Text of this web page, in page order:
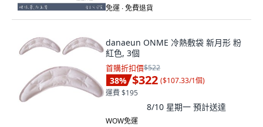
免運 ∙ 免費退貨
danaeun ONME 冷熱敷袋 新月形 粉
紅色, 3個
首購折扣價$522
38% $322 ($107.33/1個)
運費 $195
8/10 星期一 預計送達
WOW免運